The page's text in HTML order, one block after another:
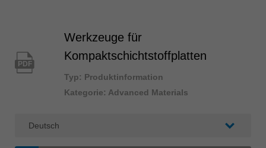
PDF
Werkzeuge für
Kompaktschichtstoffplatten
Typ: Produktinformation
Kategorie: Advanced Materials